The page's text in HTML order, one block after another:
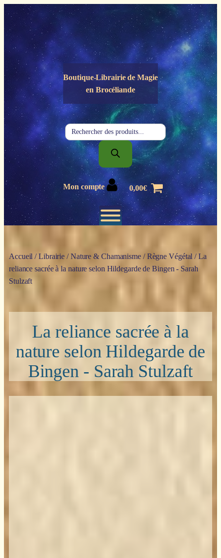
Panneau de gestion des cookies
Boutique-Librairie deMagie
en Brocéliande
Recherche
de
produits
Mon compte 0,00€
Accueil /Librairie /Nature & Chamanisme/Règne Végétal / La
reliance sacrée à la nature selon Hildegarde de Bingen - Sarah
Stulzaft
La reliance sacrée à la
nature selon Hildegarde de
Bingen - Sarah Stulzaft